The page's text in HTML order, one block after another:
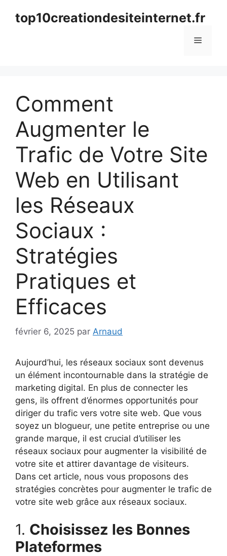
top10creationdesiteinternet.fr
Menu
Comment
Augmenter le
Trafic de Votre Site
Web en Utilisant
les Réseaux
Sociaux :
Stratégies
Pratiques et
Efficaces
février 6, 2025 par Arnaud
Aujourd’hui, les réseaux sociaux sont devenus
un élément incontournable dans la stratégie de
marketing digital. En plus de connecter les
gens, ils offrent d’énormes opportunités pour
diriger du trafic vers votre site web. Que vous
soyez un blogueur, une petite entreprise ou une
grande marque, il est crucial d’utiliser les
réseaux sociaux pour augmenter la visibilité de
votre site et attirer davantage de visiteurs.
Dans cet article, nous vous proposons des
stratégies concrètes pour augmenter le trafic de
votre site web grâce aux réseaux sociaux.
1. Choisissez les Bonnes
Plateformes